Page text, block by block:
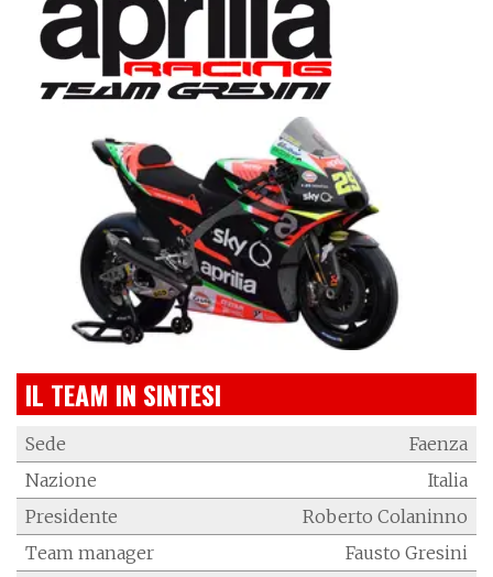
IL TEAM IN SINTESI
Sede
Faenza
Nazione
Italia
Presidente
Roberto Colaninno
Team manager
Fausto Gresini